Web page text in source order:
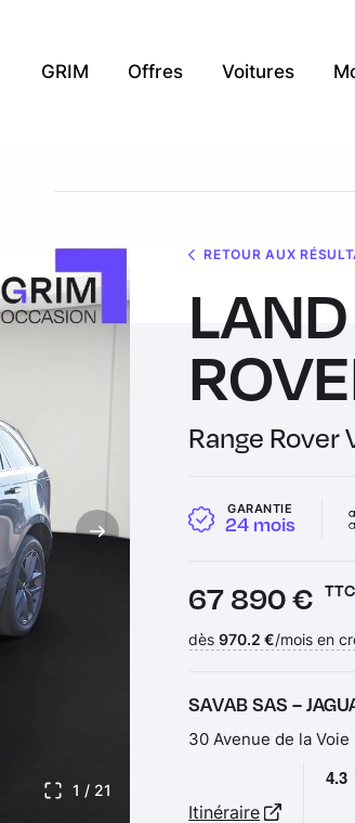
GRIM Offres Voitures
1 / 21
RETOUR AUX
Range Rover
GARANTIE
24 mois
Prix :
67 890 € TTC
Financement :
dès970.2 €/mois en
SAVAB SAS –
30 Avenue de la
Itinéraire
4.3